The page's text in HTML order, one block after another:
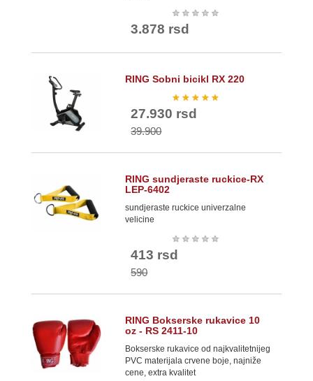
★ ★ ★ ★ ★
3.878 rsd
RING Sobni bicikl RX 220
★ ★ ★ ★ ★
27.930 rsd
39.900
RING sundjeraste ruckice-RX
LEP-6402
sundjeraste ruckice univerzalne
velicine
★ ★ ★ ★ ★
413 rsd
590
RING Bokserske rukavice 10
oz - RS 2411-10
Bokserske rukavice od najkvalitetnijeg
PVC materijala crvene boje, najniže
cene, extra kvalitet